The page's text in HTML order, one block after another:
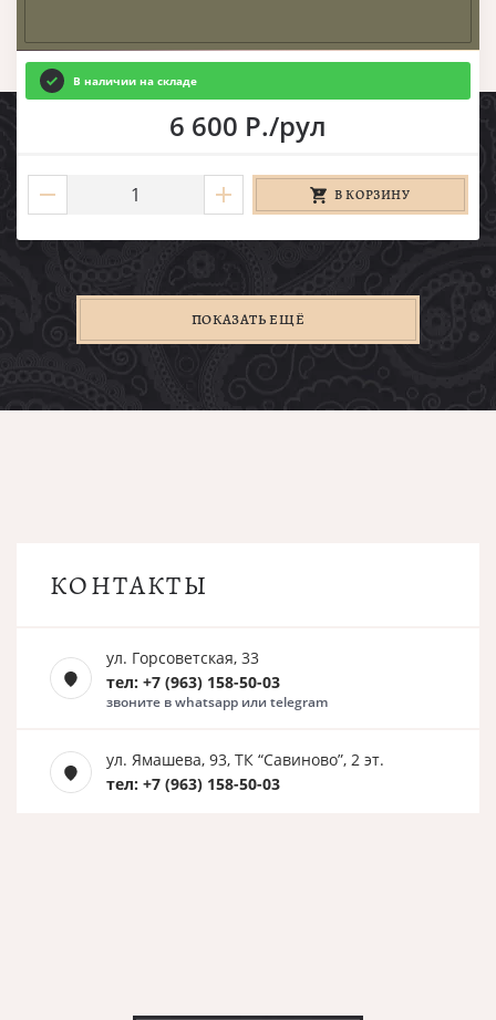
В наличии на складе
6 600 Р./рул
В КОРЗИНУ
ПОКАЗАТЬ ЕЩЁ
КОНТАКТЫ
ул. Горсоветская, 33
тел: +7 (963) 158-50-03
звоните в whatsapp или telegram
ул. Ямашева, 93, ТК “Савиново”, 2 эт.
тел: +7 (963) 158-50-03